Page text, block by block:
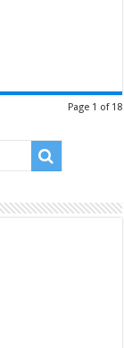
Page 1 of 18